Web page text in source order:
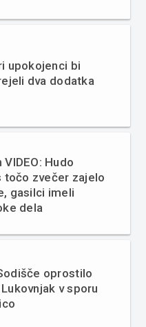
upokojenci bi
dva dodatka
VIDEO: Hudo
točo zvečer zajelo
gasilci imeli
dela
oprostilo
v sporu